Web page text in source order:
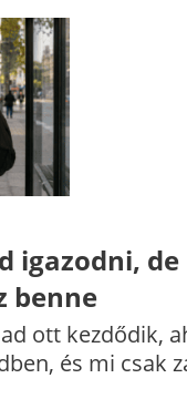
igazodni, de
benne
ott kezdődik,
és mi csak